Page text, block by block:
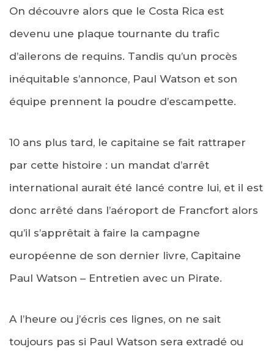
On découvre alors que le Costa Rica est
devenu une plaque tournante du trafic
d’ailerons de requins. Tandis qu’un procès
inéquitable s’annonce, Paul Watson et son
équipe prennent la poudre d’escampette.
10 ans plus tard, le capitaine se fait rattraper
par cette histoire : un mandat d’arrêt
international aurait été lancé contre lui, et il est
donc arrêté dans l’aéroport de Francfort alors
qu’il s’apprêtait à faire la campagne
européenne de son dernier livre, Capitaine
Paul Watson – Entretien avec un Pirate.
A l’heure ou j’écris ces lignes, on ne sait
toujours pas si Paul Watson sera extradé ou